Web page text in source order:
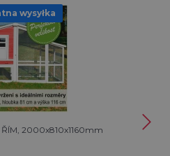
wysyłka
2000x810x1160mm